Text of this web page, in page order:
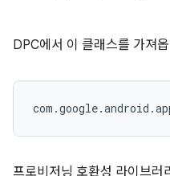
DPC에서 이 클래스를 가져
프로비저닝 호환성 라이브러